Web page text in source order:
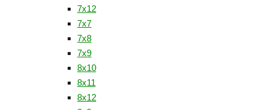
7x12
7x7
7x8
7x9
8x10
8x11
8x12